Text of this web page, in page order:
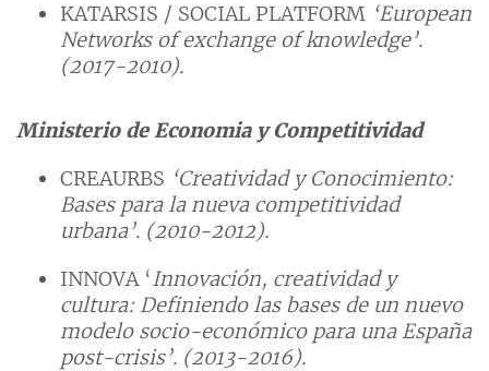
KATARSIS / SOCIAL PLATFORM ‘European
Networks of exchange of knowledge’.
(2017-2010).
Ministerio de Economia y Competitividad
CREAURBS ‘Creatividad y Conocimiento:
Bases para la nueva competitividad
urbana’. (2010-2012).
INNOVA ‘Innovación, creatividad y
cultura: Definiendo las bases de un nuevo
modelo socio-económico para una España
post-crisis’. (2013-2016).